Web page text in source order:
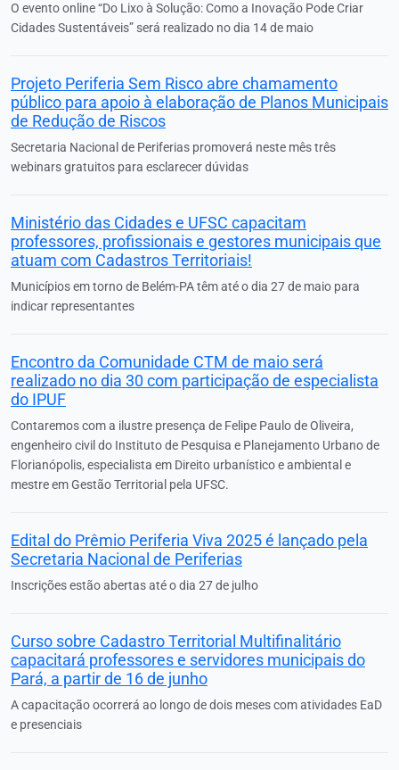
O evento online “Do Lixo à Solução: Como a Inovação Pode Criar
Cidades Sustentáveis” será realizado no dia 14 de maio
Projeto Periferia Sem Risco abre chamamento
público para apoio à elaboração de Planos Municipais
de Redução de Riscos
Secretaria Nacional de Periferias promoverá neste mês três
webinars gratuitos para esclarecer dúvidas
Ministério das Cidades e UFSC capacitam
professores, profissionais e gestores municipais que
atuam com Cadastros Territoriais!
Municípios em torno de Belém-PA têm até o dia 27 de maio para
indicar representantes
Encontro da Comunidade CTM de maio será
realizado no dia 30 com participação de especialista
do IPUF
Contaremos com a ilustre presença de Felipe Paulo de Oliveira,
engenheiro civil do Instituto de Pesquisa e Planejamento Urbano de
Florianópolis, especialista em Direito urbanístico e ambiental e
mestre em Gestão Territorial pela UFSC.
Edital do Prêmio Periferia Viva 2025 é lançado pela
Secretaria Nacional de Periferias
Inscrições estão abertas até o dia 27 de julho
Curso sobre Cadastro Territorial Multifinalitário
capacitará professores e servidores municipais do
Pará, a partir de 16 de junho
A capacitação ocorrerá ao longo de dois meses com atividades EaD
e presenciais